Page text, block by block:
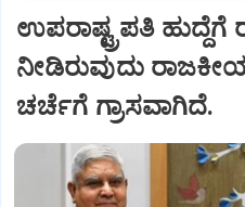
ಉಪರಾಷ್ಟ್ರಪತಿ ಹುದ್ದೆಗೆ
ನೀಡಿರುವುದು
ಚರ್ಚೆಗೆ ಗ್ರಾಸವಾಗಿದೆ.